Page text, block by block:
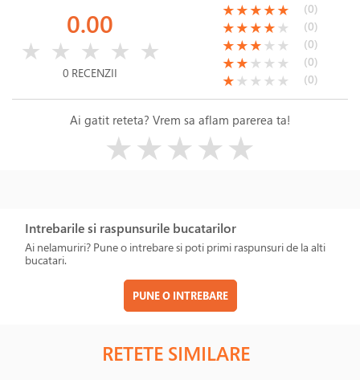
0.00
★ ★ ★ ★ ★
0 RECENZII
(*)
★(*)
★(*)
★(*)
★(*)
★ (0)
(*)
★(*)
★(*)
★(*)
★( )
★ (0)
(*)
★(*)
★(*)
★( )
★ ( )
★ (0)
(*)
★(*)
★( )
★ ( )
★ ( )
★ (0)
(*)
★( )
★ ( )
★ ( )
★ ( )
★ (0)
Ai gatit reteta? Vrem sa aflam parerea ta!
★★★★★
Intrebarile si raspunsurile bucatarilor
Ai nelamuriri? Pune o intrebare si poti primi raspunsuri de la alti
bucatari.
PUNE O INTREBARE
RETETE SIMILARE